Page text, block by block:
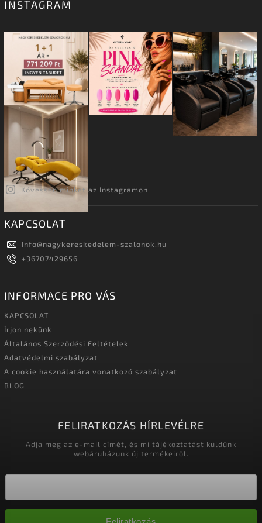
INSTAGRAM
Kövessen minket az Instagramon
KAPCSOLAT
Info@nagykereskedelem-szalonok.hu
+36707429656
INFORMACE PRO VÁS
KAPCSOLAT
Írjon nekünk
Általános Szerződési Feltételek
Adatvédelmi szabályzat
A cookie használatára vonatkozó szabályzat
BLOG
FELIRATKOZÁS HÍRLEVÉLRE
Adja meg az e-mail címét, és mi tájékoztatást küldünk
webáruházunk új termékeiről.